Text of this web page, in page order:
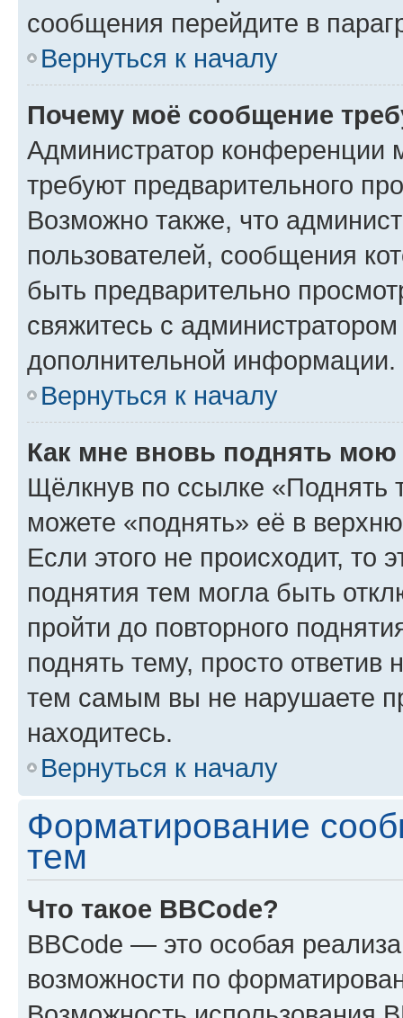
сообщения перейдите в
Вернуться к началу
Почему моё сообщение
Администратор конференции
требуют предварительного
Возможно также, что
пользователей, сообщения
быть предварительно
свяжитесь с
дополнительной информации.
Вернуться к началу
Как мне вновь поднять мою
Щёлкнув по ссылке «Поднять
можете «поднять» её в
Если этого не происходит, то
поднятия тем могла быть
пройти до повторного
поднять тему, просто ответив
тем самым вы не нарушаете
находитесь.
Вернуться к началу
Форматирование
тем
Что такое BBCode?
BBCode — это особая
возможности по